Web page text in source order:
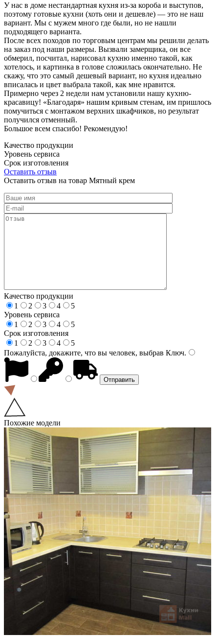
У нас в доме нестандартная кухня из-за короба и выступов,
поэтому готовые кухни (хоть они и дешевле) — это не наш
вариант. Мы с мужем много где были, но не нашли
подходящего варианта.
После всех походов по торговым центрам мы решили делать
на заказ под наши размеры. Вызвали замерщика, он все
обмерил, посчитал, нарисовал кухню именно такой, как
хотелось, и картинка в голове сложилась окончательно. Не
скажу, что это самый дешевый вариант, но кухня идеально
вписалась и цвет выбрала такой, как мне нравится.
Примерно через 2 недели нам установили нашу кухню-
красавицу! «Благодаря» нашим кривым стенам, им пришлось
помучиться с монтажом верхних шкафчиков, но результат
получился отменный.
Большое всем спасибо! Рекомендую!
Качество продукции
Уровень сервиса
Срок изготовления
Оставить отзыв
Оставить отзыв на товар Мятный крем
Качество продукции
1
2 3 4
5
Уровень сервиса
1
2 3 4
5
Срок изготовления
1
2 3 4
5
Пожалуйста, докажите, что вы человек, выбрав Ключ.
Похожие модели